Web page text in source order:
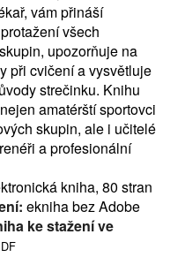
vám přináší
všech
upozorňuje na
při cvičení a vysvětluje
strečinku. Knihu
amatérští sportovci
skupin, ale i učitelé
a profesionální
kniha, 80 stran
ekniha bez Adobe
ke stažení ve